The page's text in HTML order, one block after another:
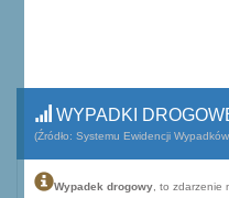
WYPADKI
(Źródło: Systemu Ewidencji
Wypadek drogowy , to zdarzenie